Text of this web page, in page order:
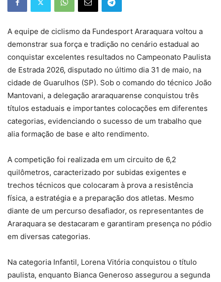
A equipe de ciclismo da Fundesport Araraquara voltou a
demonstrar sua força e tradição no cenário estadual ao
conquistar excelentes resultados no Campeonato Paulista
de Estrada 2026, disputado no último dia 31 de maio, na
cidade de Guarulhos (SP). Sob o comando do técnico João
Mantovani, a delegação araraquarense conquistou três
títulos estaduais e importantes colocações em diferentes
categorias, evidenciando o sucesso de um trabalho que
alia formação de base e alto rendimento.
A competição foi realizada em um circuito de 6,2
quilômetros, caracterizado por subidas exigentes e
trechos técnicos que colocaram à prova a resistência
física, a estratégia e a preparação dos atletas. Mesmo
diante de um percurso desafiador, os representantes de
Araraquara se destacaram e garantiram presença no pódio
em diversas categorias.
Na categoria Infantil, Lorena Vitória conquistou o título
paulista, enquanto Bianca Generoso assegurou a segunda